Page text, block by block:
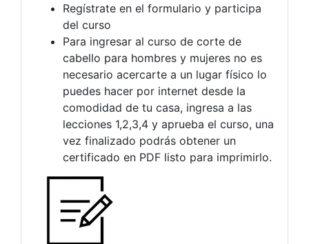
Regístrate en el formulario y participa
del curso
Para ingresar al curso de corte de
cabello para hombres y mujeres no es
necesario acercarte a un lugar físico lo
puedes hacer por internet desde la
comodidad de tu casa, ingresa a las
lecciones 1,2,3,4 y aprueba el curso, una
vez finalizado podrás obtener un
certificado en PDF listo para imprimirlo.